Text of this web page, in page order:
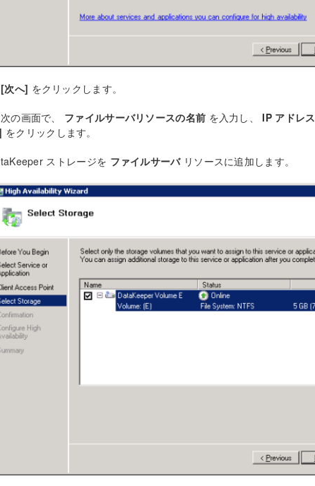
[次へ] をクリックします。
の画面で、 ファイルサーバリソースの名前 を入力し、IP アドレス
をクリックします。
ストレージを ファイルサーバリソースに追加します。